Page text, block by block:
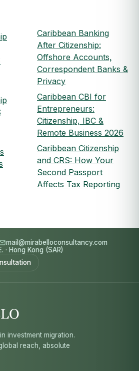
Caribbean Banking
After Citizenship:
Offshore Accounts,
Correspondent Banks &
Privacy
Caribbean CBI for
Entrepreneurs:
Citizenship, IBC &
Remote Business 2026
Caribbean Citizenship
and CRS: How Your
Second Passport
Affects Tax Reporting
mail@mirabelloconsultancy.com
· Hong Kong (SAR)
investment migration.
reach, absolute